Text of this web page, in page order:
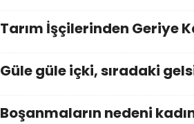
Tarım İşçilerinden Geriye
Güle güle içki, sıradaki
Boşanmaların nedeni